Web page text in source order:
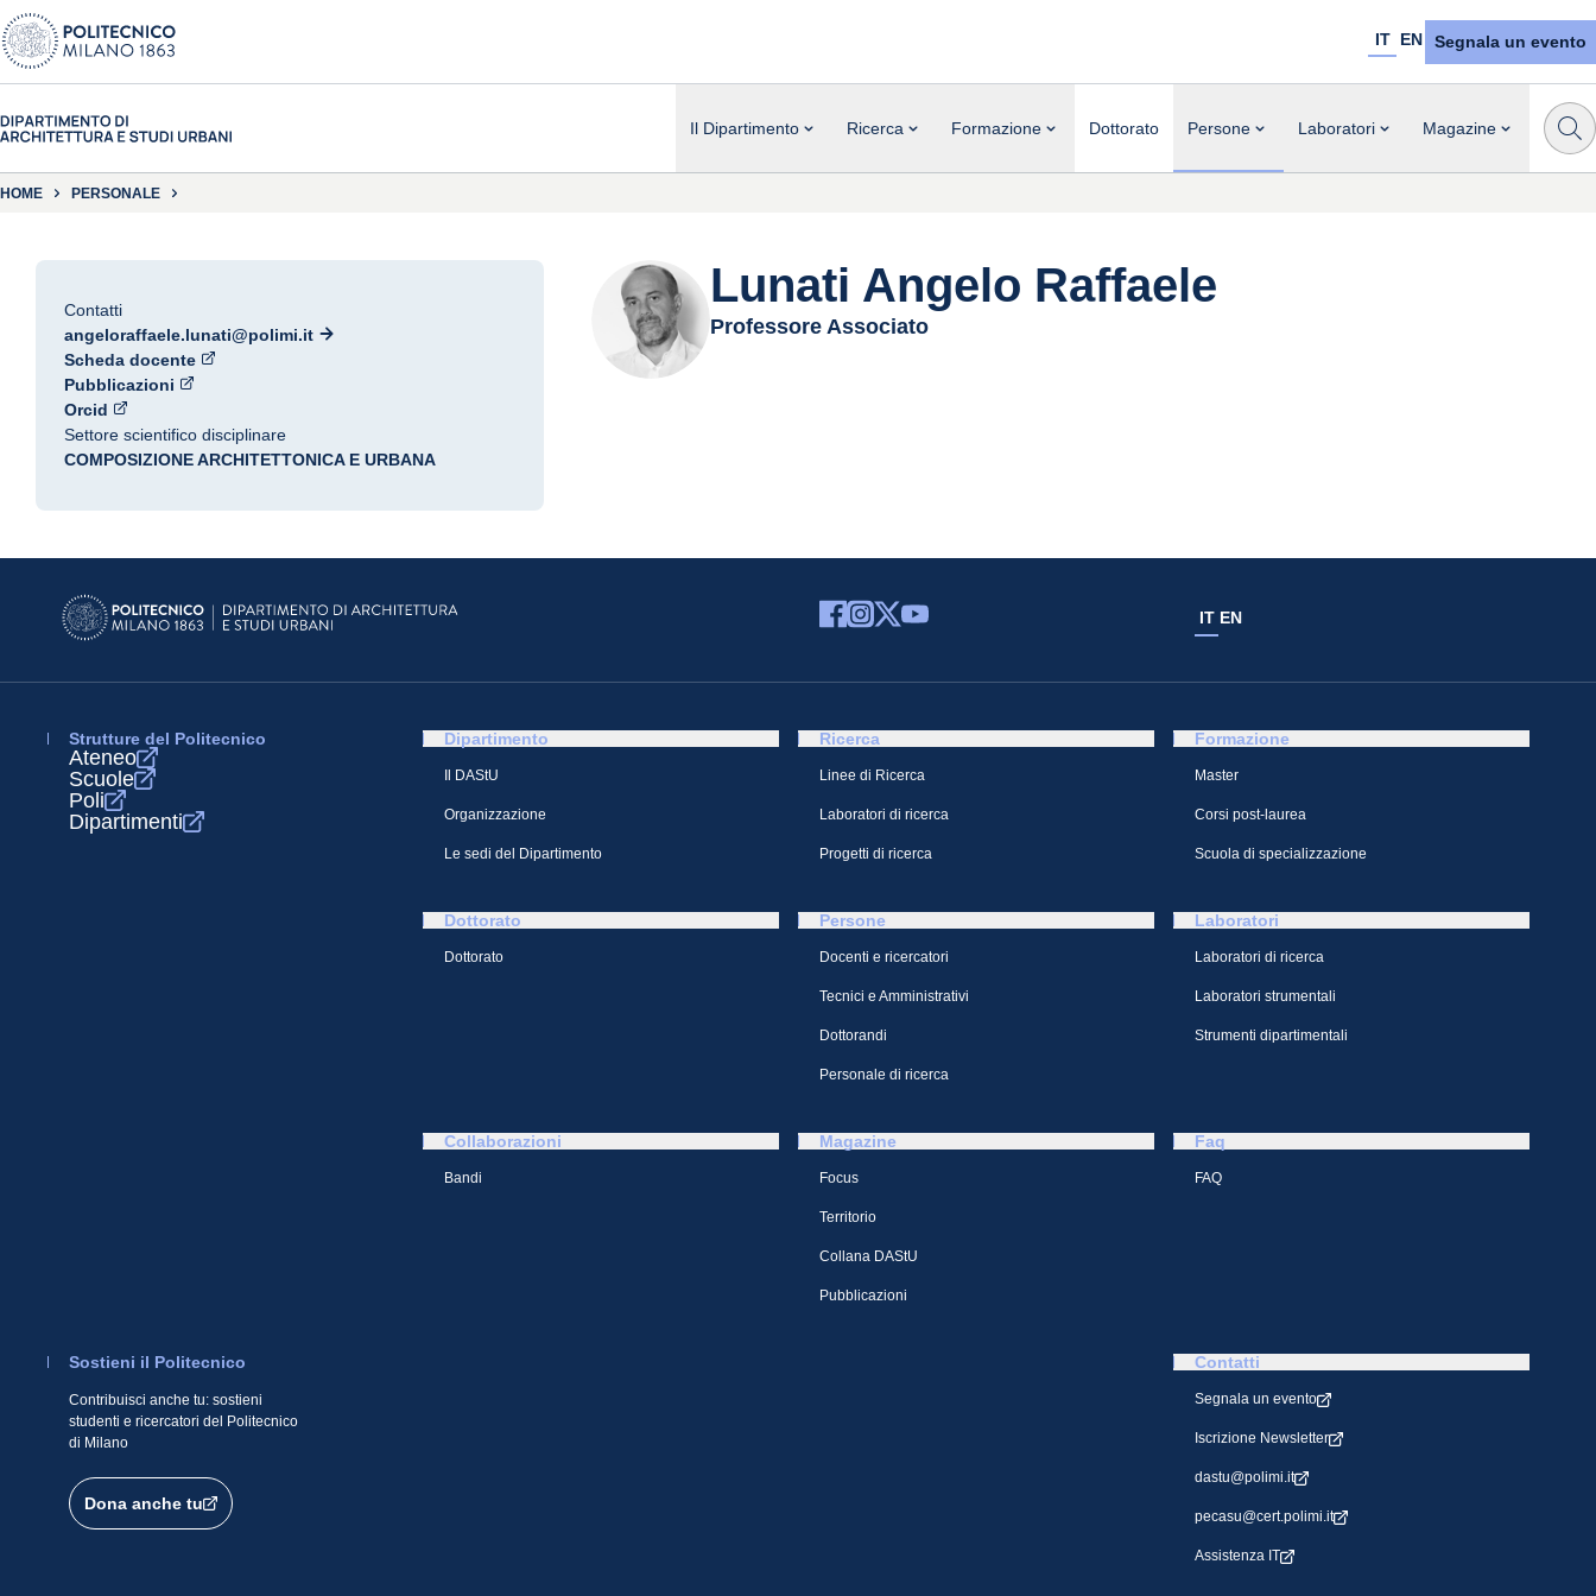
IT EN Segnala un evento
Il Dipartimento Ricerca Formazione Dottorato Persone Laboratori Magazine
HOME PERSONALE
Contatti
angeloraffaele.lunati@polimi.it
Scheda docente
Pubblicazioni
Orcid
Settore scientifico disciplinare
COMPOSIZIONE ARCHITETTONICA E URBANA
Lunati Angelo Raffaele
Professore Associato
IT EN
Strutture del Politecnico
Ateneo
Scuole
Poli
Dipartimenti
Dipartimento
Il DAStU
Organizzazione
Le sedi del Dipartimento
Ricerca
Linee di Ricerca
Laboratori di ricerca
Progetti di ricerca
Formazione
Master
Corsi post-laurea
Scuola di specializzazione
Dottorato
Dottorato
Persone
Docenti e ricercatori
Tecnici e Amministrativi
Dottorandi
Personale di ricerca
Laboratori
Laboratori di ricerca
Laboratori strumentali
Strumenti dipartimentali
Collaborazioni
Bandi
Magazine
Focus
Territorio
Collana DAStU
Pubblicazioni
Faq
FAQ
Sostieni il Politecnico
Contribuisci anche tu: sostieni
studenti e ricercatori del Politecnico
di Milano
Dona anche tu
Contatti
Segnala un evento
Iscrizione Newsletter
dastu@polimi.it
pecasu@cert.polimi.it
Assistenza IT